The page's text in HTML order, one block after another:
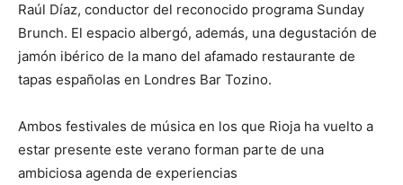
Raúl Díaz, conductor del reconocido programa Sunday
Brunch. El espacio albergó, además, una degustación de
jamón ibérico de la mano del afamado restaurante de
tapas españolas en Londres Bar Tozino.
Ambos festivales de música en los que Rioja ha vuelto a
estar presente este verano forman parte de una
ambiciosa agenda de experiencias